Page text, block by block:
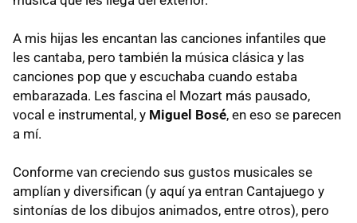
A mis hijas les encantan las canciones infantiles que
les cantaba, pero también la música clásica y las
canciones pop que y escuchaba cuando estaba
embarazada. Les fascina el Mozart más pausado,
vocal e instrumental, y Miguel Bosé, en eso se parecen
a mí.
Conforme van creciendo sus gustos musicales se
amplían y diversifican (y aquí ya entran Cantajuego y
sintonías de los dibujos animados, entre otros), pero